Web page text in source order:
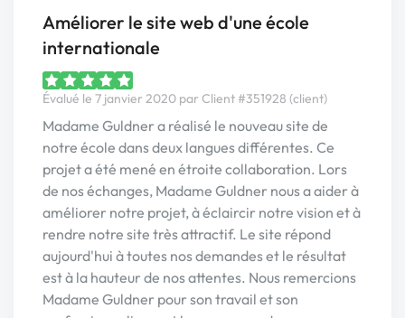
Améliorer le site web d'une école
internationale
Évalué le 7 janvier 2020 par Client #351928 (client)
Madame Guldner a réalisé le nouveau site de
notre école dans deux langues différentes. Ce
projet a été mené en étroite collaboration. Lors
de nos échanges, Madame Guldner nous a aider à
améliorer notre projet, à éclaircir notre vision et à
rendre notre site très attractif. Le site répond
aujourd'hui à toutes nos demandes et le résultat
est à la hauteur de nos attentes. Nous remercions
Madame Guldner pour son travail et son